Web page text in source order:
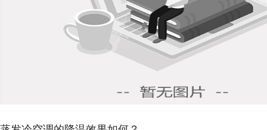
冷空调比传统空调节能多…
应用的风冷空调系统相比，蒸发冷空调可节能 35%-50%；与水冷空调